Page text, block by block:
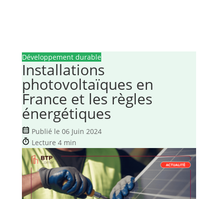
Développement durable
Installations
photovoltaïques en
France et les règles
énergétiques
Publié le 06 Juin 2024
Lecture 4 min